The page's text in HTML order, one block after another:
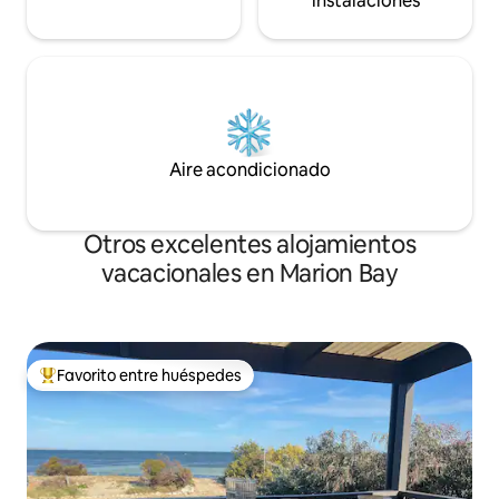
Aire acondicionado
Otros excelentes alojamientos
vacacionales en Marion Bay
De los mejores en Favorito entre huéspedes
Favorito entre huéspedes